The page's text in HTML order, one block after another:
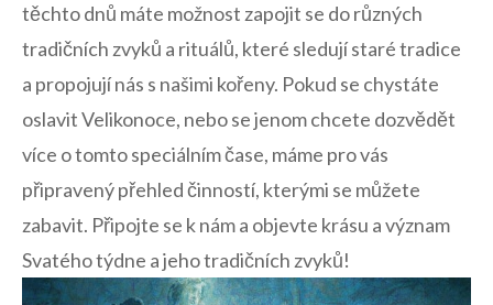
těchto dnů⁣ máte možnost zapojit se do různých
tradičních‌ zvyků a rituálů, které sledují ​staré tradice
a propojují ‌nás ⁤s našimi kořeny. Pokud ​se chystáte
⁤oslavit Velikonoce, nebo se jenom chcete dozvědět
více o tomto ​speciálním ⁢čase, máme pro vás
připravený přehled ​činností,⁤ kterými ⁣se můžete
zabavit.​ Připojte se k ⁤nám a objevte krásu‍ a význam
‍Svatého⁣ týdne‌ a jeho tradičních zvyků!